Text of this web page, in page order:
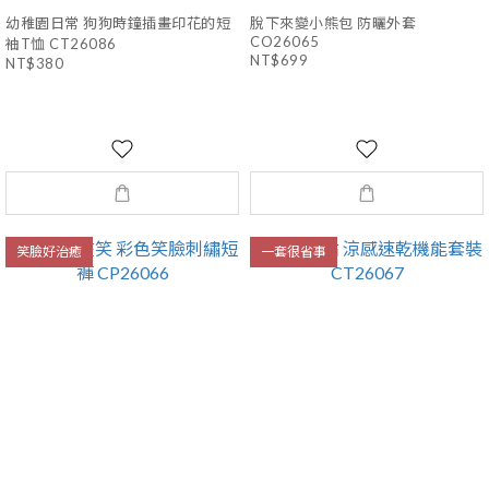
幼稚園日常 狗狗時鐘插畫印花的短
袖T恤 CT26086
NT$380
脫下來變小熊包 防曬外套
CO26065
NT$699
笑臉好治癒 一套很省事